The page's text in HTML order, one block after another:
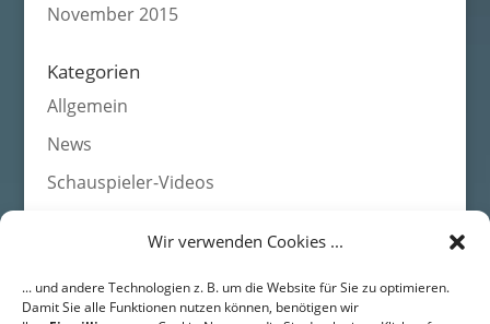
Wir verwenden Cookies ...
... und andere Technologien z. B. um die Website für Sie zu optimieren.
Damit Sie alle Funktionen nutzen können, benötigen wir
November 2015
Kategorien
Allgemein
News
Schauspieler-Videos
Werbung
DRESDEN • Langestr. 43 • 01159 Dresden • Fon: +49 (0) 351 /